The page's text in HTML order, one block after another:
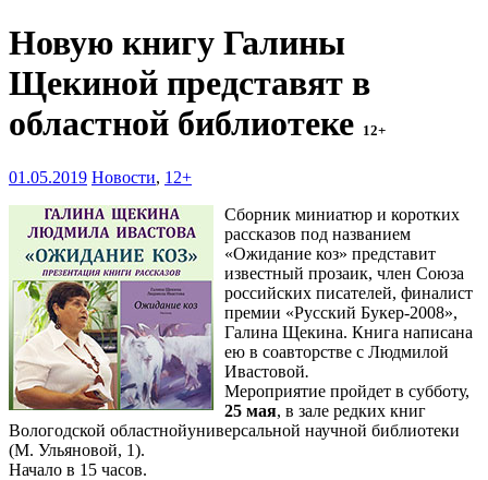
Новую книгу Галины
Щекиной представят в
областной библиотеке 12+
01.05.2019 Новости, 12+
Сборник миниатюр и коротких
рассказов под названием
«Ожидание коз» представит
известный прозаик, член Союза
российских писателей, финалист
премии «Русский Букер-2008»,
Галина Щекина. Книга написана
ею в соавторстве с Людмилой
Ивастовой.
Мероприятие пройдет в субботу,
25 мая, в зале редких книг
Вологодской областнойуниверсальной научной библиотеки
(М. Ульяновой, 1).
Начало в 15 часов.